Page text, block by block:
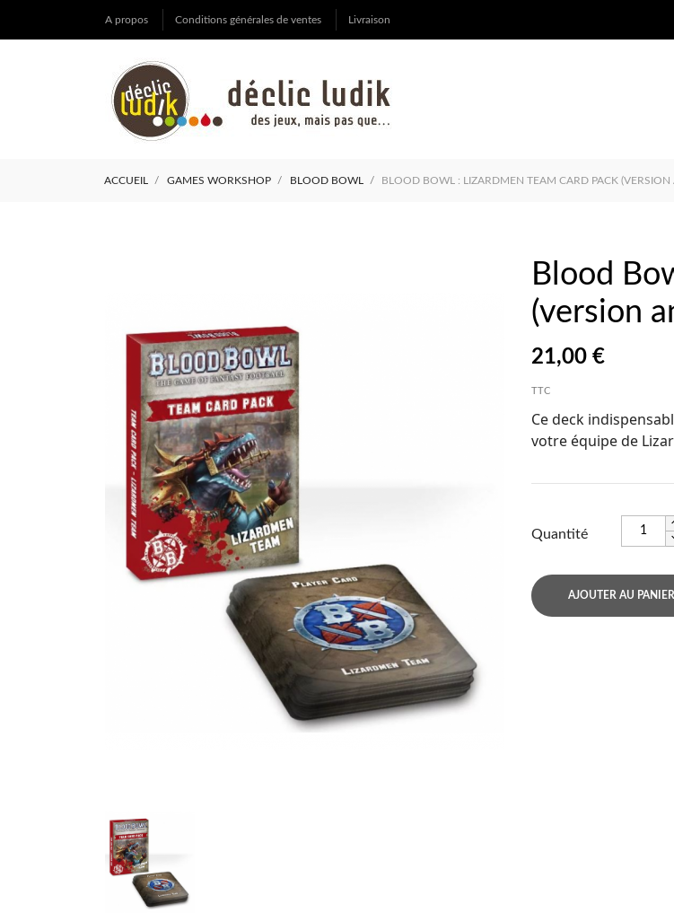
A propos Conditions générales de ventes Livraison
ACCUEIL GAMES WORKSHOP BLOOD BOWL BLOOD BOWL : LIZARDMEN TEAM CARD PACK (VERSION
Blood
(version
21,00 €
TTC
Ce deck
votre équipe de
Quantité
AJOUTER AU PANIER